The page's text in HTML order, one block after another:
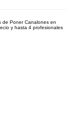
de Poner Canalones en
y hasta 4 profesionales